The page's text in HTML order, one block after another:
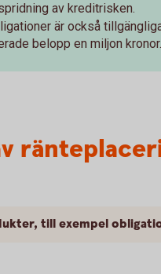
av kreditrisken.
är också
belopp en miljon kronor.
till exempel